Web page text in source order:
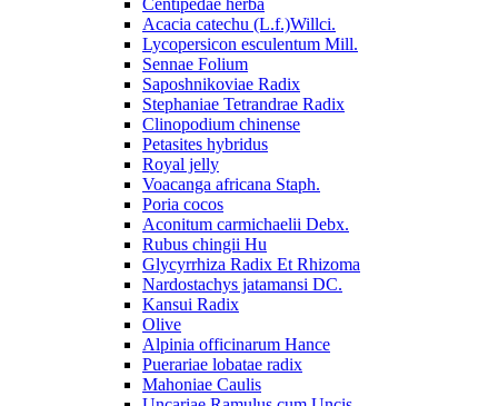
Centipedae herba
Acacia catechu (L.f.)Willci.
Lycopersicon esculentum Mill.
Sennae Folium
Saposhnikoviae Radix
Stephaniae Tetrandrae Radix
Clinopodium chinense
Petasites hybridus
Royal jelly
Voacanga africana Staph.
Poria cocos
Aconitum carmichaelii Debx.
Rubus chingii Hu
Glycyrrhiza Radix Et Rhizoma
Nardostachys jatamansi DC.
Kansui Radix
Olive
Alpinia officinarum Hance
Puerariae lobatae radix
Mahoniae Caulis